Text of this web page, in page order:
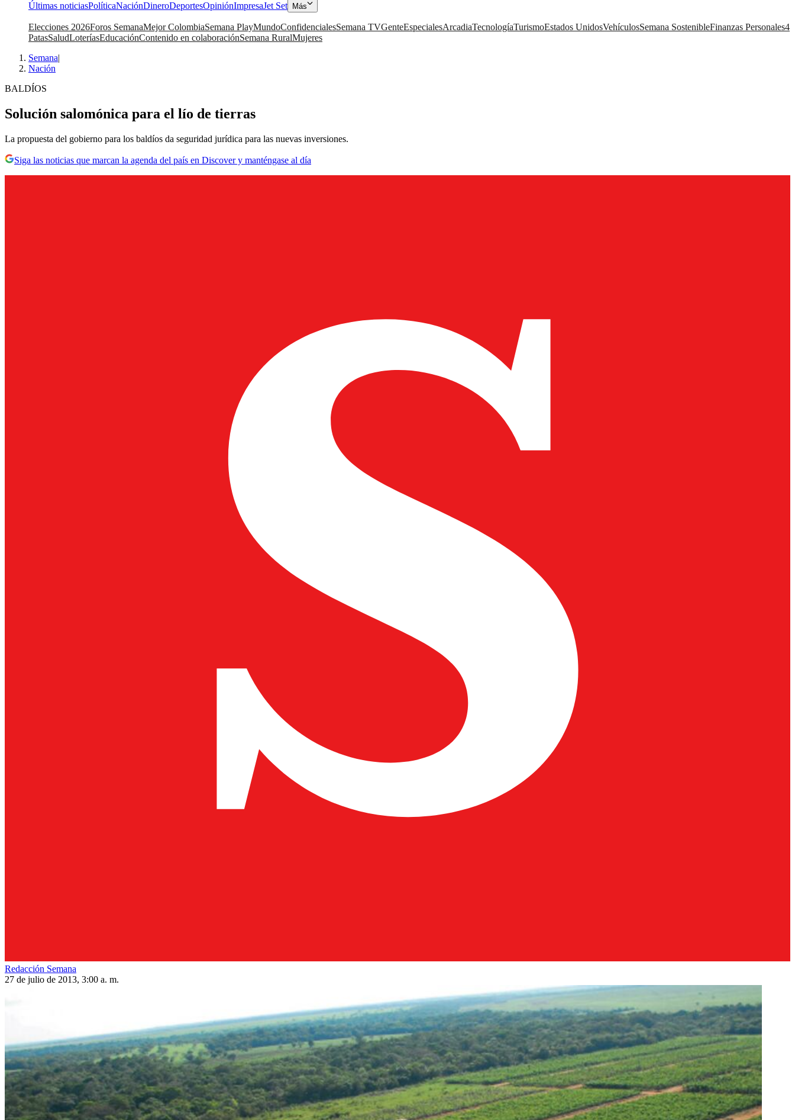
Últimas noticiasPolíticaNaciónDineroDeportesOpiniónImpresaJet Set Más
Elecciones 2026Foros SemanaMejor ColombiaSemana PlayMundoConfidencialesSemana TVGenteEspecialesArcadiaTecnologíaTurismoEstados UnidosVehículosSemana SostenibleFinanzas Personales4
PatasSaludLoteríasEducaciónContenido en colaboraciónSemana RuralMujeres
Semana|
Nación
BALDÍOS
Solución salomónica para el lío de tierras
La propuesta del gobierno para los baldíos da seguridad jurídica para las nuevas inversiones.
Siga las noticias que marcan la agenda del país en Discover y manténgase al día
Redacción Semana
27 de julio de 2013, 3:00 a. m.